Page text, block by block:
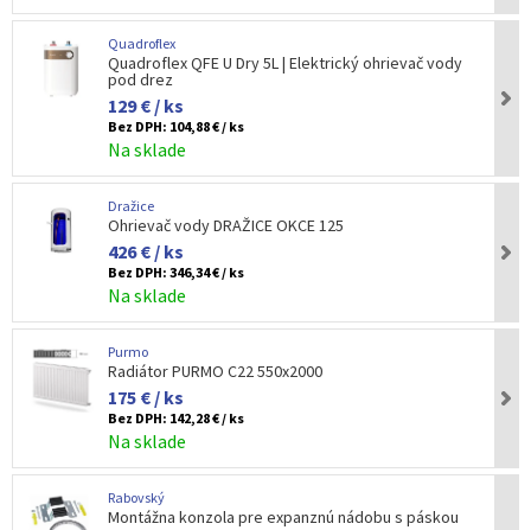
Quadroflex
Quadroflex QFE U Dry 5L | Elektrický ohrievač vody
pod drez
129 € / ks
Bez DPH: 104,88 € / ks
Na sklade
Dražice
Ohrievač vody DRAŽICE OKCE 125
426 € / ks
Bez DPH: 346,34 € / ks
Na sklade
Purmo
Radiátor PURMO C22 550x2000
175 € / ks
Bez DPH: 142,28 € / ks
Na sklade
Rabovský
Montážna konzola pre expanznú nádobu s páskou